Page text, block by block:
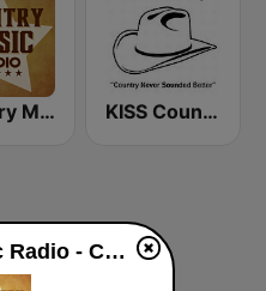
Country Music Radio - Irish Country KISS Country
Country Music Radio - Country Love